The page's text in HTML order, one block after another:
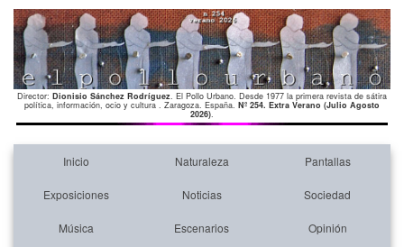
Director: Dionisio Sánchez Rodríguez. El Pollo Urbano. Desde 1977 la primera revista de sátira
política, información, ocio y cultura . Zaragoza. España. Nº 254. Extra Verano (Julio Agosto
2026).
Inicio Naturaleza Pantallas
Exposiciones Noticias Sociedad
Música Escenarios Opinión